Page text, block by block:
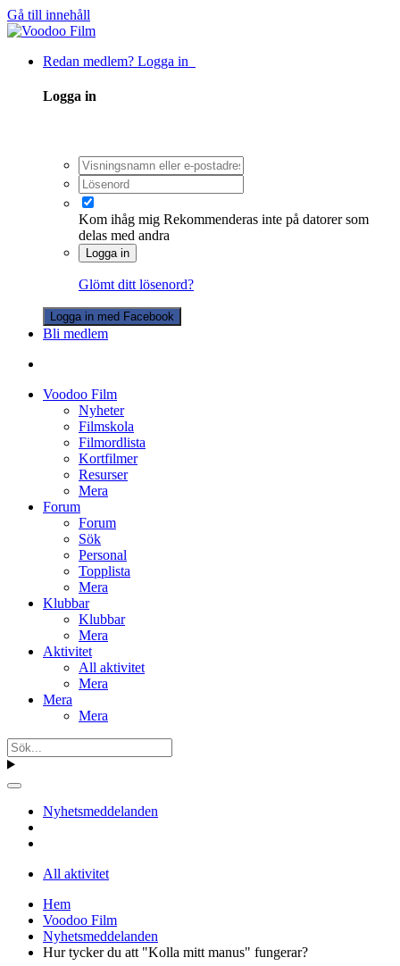
Gå till innehåll
Redan medlem? Logga in
Logga in
Kom ihåg mig Rekommenderas inte på datorer som
delas med andra
Logga in
Glömt ditt lösenord?
Logga in med Facebook
Bli medlem
Voodoo Film
Nyheter
Filmskola
Filmordlista
Kortfilmer
Resurser
Mera
Forum
Forum
Sök
Personal
Topplista
Mera
Klubbar
Klubbar
Mera
Aktivitet
All aktivitet
Mera
Mera
Mera
Nyhetsmeddelanden
All aktivitet
Hem
Voodoo Film
Nyhetsmeddelanden
Hur tycker du att "Kolla mitt manus" fungerar?